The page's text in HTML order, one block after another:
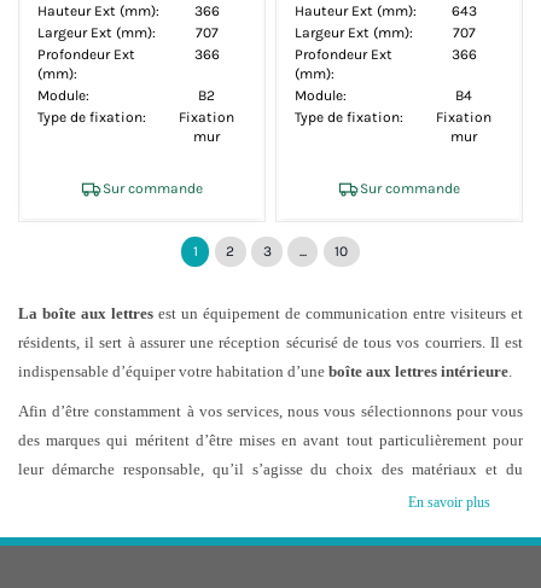
Hauteur Ext (mm):
366
Largeur Ext (mm):
707
Profondeur Ext
(mm):
366
Module:
B2
Type de fixation:
Fixation
mur
Sur commande
Hauteur Ext (mm):
643
Largeur Ext (mm):
707
Profondeur Ext
(mm):
366
Module:
B4
Type de fixation:
Fixation
mur
Sur commande
1 2 3 ... 10
En savoir plus
La boîte aux lettres est un équipement de communication entre visiteurs et
résidents, il sert à assurer une réception sécurisé de tous vos courriers. Il est
indispensable d’équiper votre habitation d’une boîte aux lettres intérieure
Afin d’être constamment à vos services, nous vous sélectionnons pour vous
des marques qui méritent d’être mises en avant tout particulièrement pour
leur démarche responsable, qu’il s’agisse du choix des matériaux et du